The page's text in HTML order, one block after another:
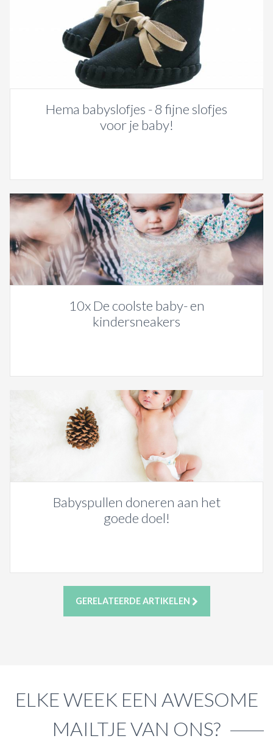
Hema babyslofjes - 8 fijne slofjes
voor je baby!
10x De coolste baby- en
kindersneakers
Babyspullen doneren aan het
goede doel!
GERELATEERDE ARTIKELEN
ELKE WEEK EEN AWESOME
MAILTJE VAN ONS?